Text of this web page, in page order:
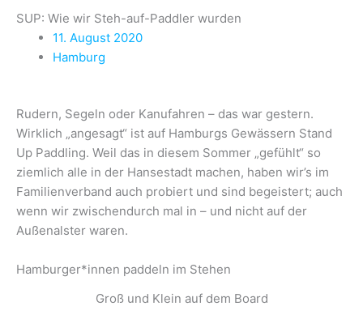
SUP: Wie wir Steh-auf-Paddler wurden
11. August 2020
Hamburg
Rudern, Segeln oder Kanufahren – das war gestern.
Wirklich „angesagt“ ist auf Hamburgs Gewässern Stand
Up Paddling. Weil das in diesem Sommer „gefühlt“ so
ziemlich alle in der Hansestadt machen, haben wir’s im
Familienverband auch probiert und sind begeistert; auch
wenn wir zwischendurch mal in – und nicht auf der
Außenalster waren.
Hamburger*innen paddeln im Stehen
Groß und Klein auf dem Board